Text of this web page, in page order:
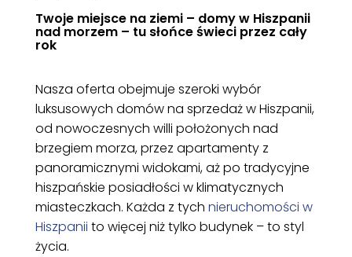
Twoje miejsce na ziemi – domy w Hiszpanii
nad morzem – tu słońce świeci przez cały
rok
Nasza oferta obejmuje szeroki wybór
luksusowych domów na sprzedaż w Hiszpanii,
od nowoczesnych willi położonych nad
brzegiem morza, przez apartamenty z
panoramicznymi widokami, aż po tradycyjne
hiszpańskie posiadłości w klimatycznych
miasteczkach. Każda z tych nieruchomości w
Hiszpanii to więcej niż tylko budynek – to styl
życia.